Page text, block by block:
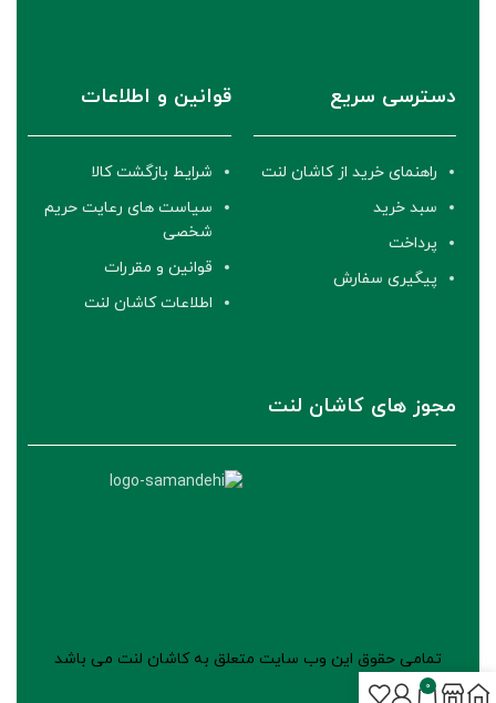
دسترسی سریع
راهنمای خرید از کاشان لنت
سبد خرید
پرداخت
پیگیری سفارش
قوانین و اطلاعات
شرایط بازگشت کالا
سیاست های رعایت حریم
شخصی
قوانین و مقررات
اطلاعات کاشان لنت
مجوز های کاشان لنت
تمامی حقوق این وب سایت متعلق به کاشان لنت می باشد
طراحی فروشگاه اینترنتی
0